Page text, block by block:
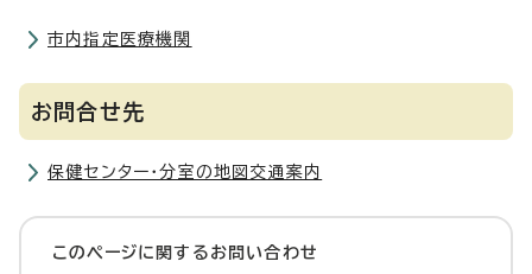
市内指定医療機関
お問合せ先
保健センター・分室の地図交通案内
このページに関する お問い合わせ